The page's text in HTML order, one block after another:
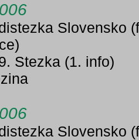
Slovensko
Stezka (1. info)
Slovensko